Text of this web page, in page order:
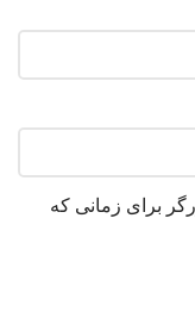
برای زمانی که